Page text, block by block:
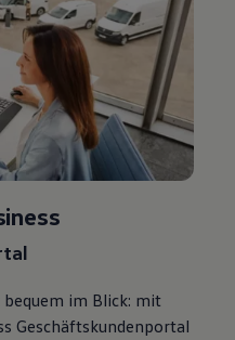
im Blick: mit
Geschäftskundenportal